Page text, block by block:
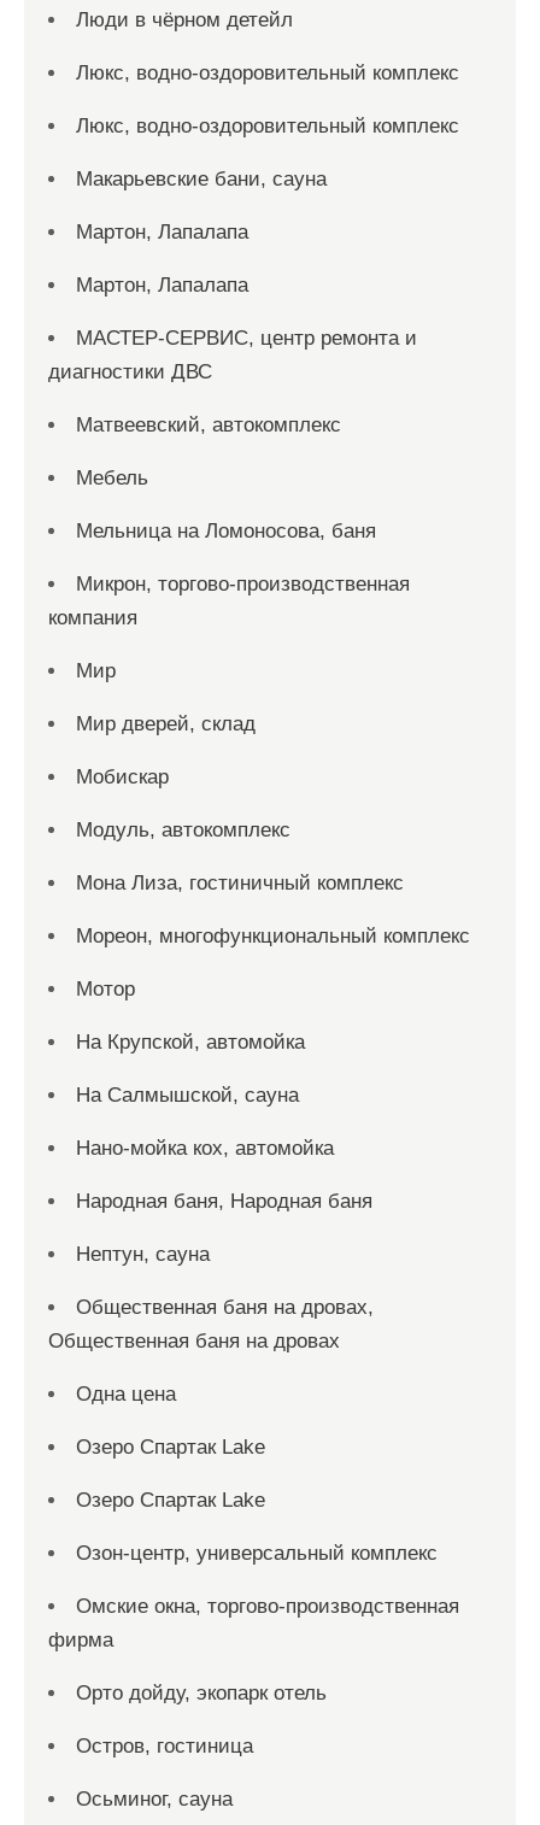
Люди в чёрном детейл
Люкс, водно-оздоровительный комплекс
Люкс, водно-оздоровительный комплекс
Макарьевские бани, сауна
Мартон, Лапалапа
Мартон, Лапалапа
МАСТЕР-СЕРВИС, центр ремонта и
диагностики ДВС
Матвеевский, автокомплекс
Мебель
Мельница на Ломоносова, баня
Микрон, торгово-производственная
компания
Мир
Мир дверей, склад
Мобискар
Модуль, автокомплекс
Мона Лиза, гостиничный комплекс
Мореон, многофункциональный комплекс
Мотор
На Крупской, автомойка
На Салмышской, сауна
Нано-мойка кох, автомойка
Народная баня, Народная баня
Нептун, сауна
Общественная баня на дровах,
Общественная баня на дровах
Одна цена
Озеро Спартак Lake
Озеро Спартак Lake
Озон-центр, универсальный комплекс
Омские окна, торгово-производственная
фирма
Орто дойду, экопарк отель
Остров, гостиница
Осьминог, сауна